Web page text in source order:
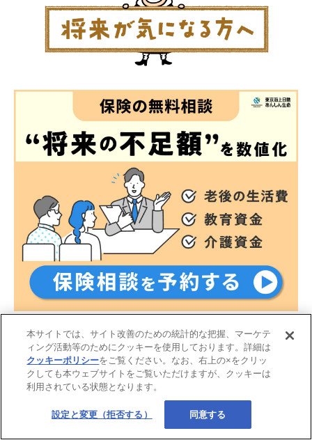
本サイトでは、サイト改善のための統計的な把握、マーケテ
ィング活動等のためにクッキーを使用しております。詳細は
クッキーポリシーをご覧ください。なお、右上の×をクリッ
クしても本ウェブサイトをご覧いただけますが、クッキーは
利用されている状態となります。
設定と変更（拒否する） 同意する